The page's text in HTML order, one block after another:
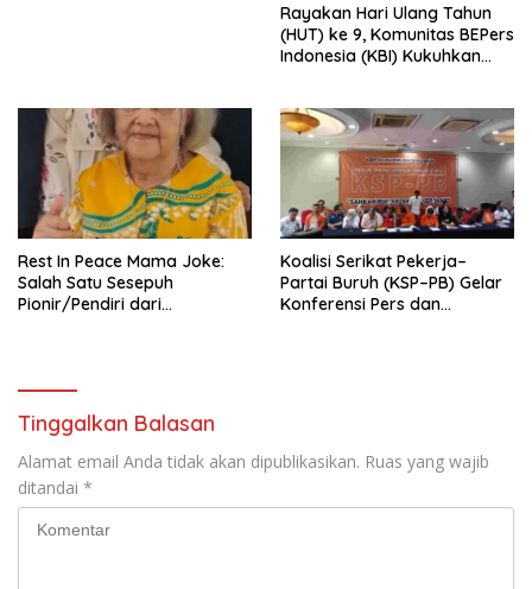
Rayakan Hari Ulang Tahun
(HUT) ke 9, Komunitas BEPers
Indonesia (KBI) Kukuhkan
Tema: “Penguatan dan
Pengembangan Organisasi
KBI yang Berbasis Riset di
seluruh Indonesia dan
Mancanegara”.
Rest In Peace Mama Joke:
Salah Satu Sesepuh
Pionir/Pendiri dari
Kasih Allah.
Koalisi Serikat Pekerja–
Partai Buruh (KSP–PB) Gelar
Konferensi Pers dan
Tinggalkan Balasan
Alamat email Anda tidak akan dipublikasikan. Ruas yang wajib
ditandai *